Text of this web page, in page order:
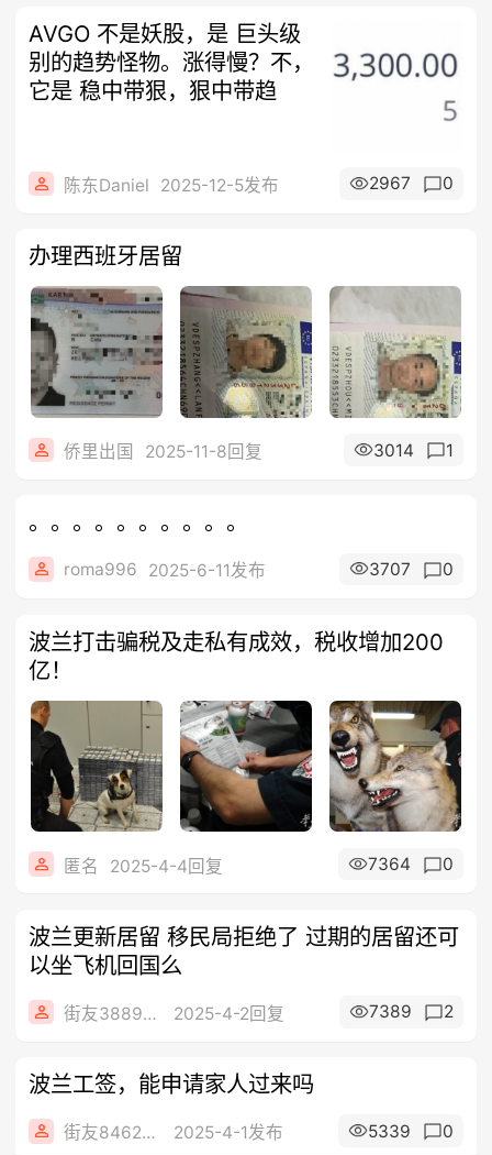
AVGO 不是妖股，是 巨头级
别的趋势怪物。涨得慢？不，
它是 稳中带狠，狠中带趋
陈东Daniel 2025-12-5发布 2967 0
办理西班牙居留
侨里出国 2025-11-8回复 3014 1
。。。。。。。。。。
roma996 2025-6-11发布 3707 0
波兰打击骗税及走私有成效，税收增加200
亿！
匿名 2025-4-4回复 7364 0
波兰更新居留 移民局拒绝了 过期的居留还可
以坐飞机回国么
街友38898287 2025-4-2回复 7389 2
波兰工签，能申请家人过来吗
街友84622242 2025-4-1发布 5339 0